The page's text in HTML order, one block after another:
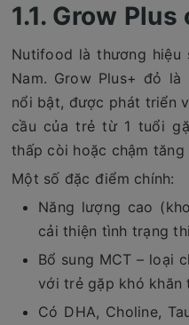
1.1. Grow
Nutifood là thương
Nam. Grow Plus+ đỏ
nổi bật, được phát triển
cầu của trẻ từ 1 tuổi
thấp còi hoặc chậm tăng
Một số đặc điểm chính:
Năng lượng cao
cải thiện tình trạng
Bổ sung MCT – loại
với trẻ gặp khó khăn
Có DHA, Choline,